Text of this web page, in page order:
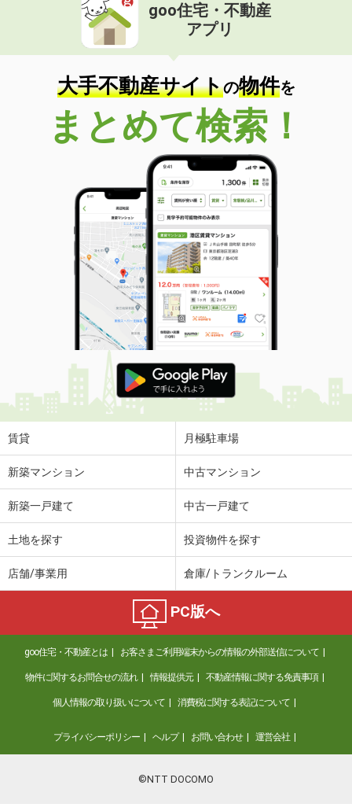
goo住宅・不動産
アプリ
大手不動産サイトの物件を
まとめて検索！
賃貸 月極駐車場
新築マンション 中古マンション
新築一戸建て 中古一戸建て
土地を探す 投資物件を探す
店舗/事業用 倉庫/トランクルーム
PC版へ
goo住宅・不動産とは お客さまご利用端末からの情報の外部送信について
物件に関するお問合せの流れ 情報提供元 不動産情報に関する免責事項
個人情報の取り扱いについて 消費税に関する表記について
プライバシーポリシー ヘルプ お問い合わせ 運営会社
©NTT DOCOMO